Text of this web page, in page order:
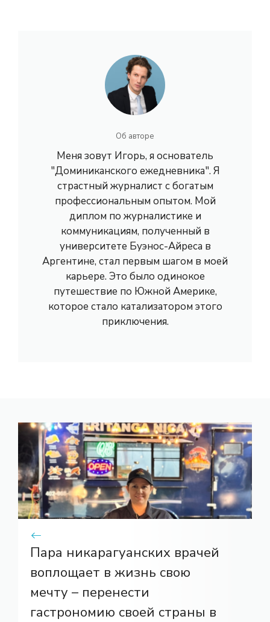
Об авторе
Меня зовут Игорь, я основатель
"Доминиканского ежедневника". Я
страстный журналист с богатым
профессиональным опытом. Мой
диплом по журналистике и
коммуникациям, полученный в
университете Буэнос-Айреса в
Аргентине, стал первым шагом в моей
карьере. Это было одинокое
путешествие по Южной Америке,
которое стало катализатором этого
приключения.
Пара никарагуанских врачей
воплощает в жизнь свою
мечту – перенести
гастрономию своей страны в